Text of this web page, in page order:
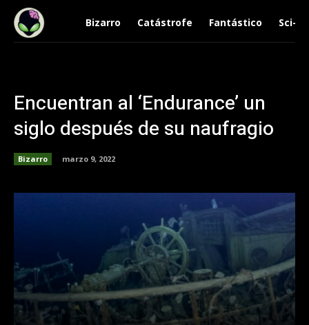
Bizarro Catástrofe Fantástico Sci-Fi
Encuentran al ‘Endurance’ un
siglo después de su naufragio
Bizarro marzo 9, 2022